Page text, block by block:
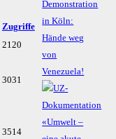
Zugriffe
2120
3031
3514
Demonstration
in Köln:
Hände weg
von
Venezuela!